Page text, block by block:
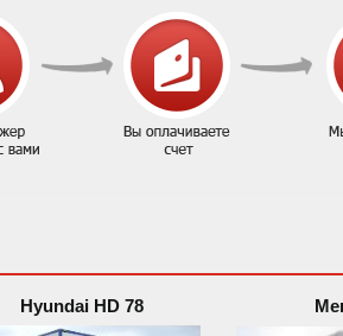
Hyundai HD 78